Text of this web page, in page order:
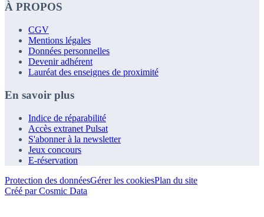
À PROPOS
CGV
Mentions légales
Données personnelles
Devenir adhérent
Lauréat des enseignes de proximité
En savoir plus
Indice de réparabilité
Accès extranet Pulsat
S'abonner à la newsletter
Jeux concours
E-réservation
Protection des donnéesGérer les cookiesPlan du site
Créé par Cosmic Data